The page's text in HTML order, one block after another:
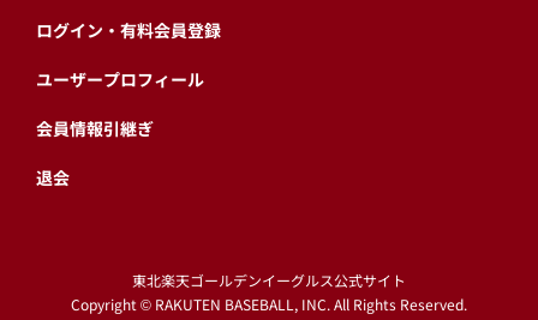
ログイン・有料会員登録
ユーザープロフィール
会員情報引継ぎ
退会
東北楽天ゴールデンイーグルス公式サイト
Copyright © RAKUTEN BASEBALL, INC. All Rights Reserved.